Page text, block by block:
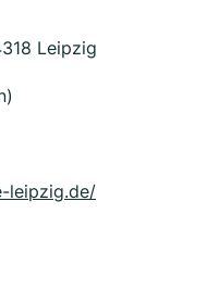
Leipzig
leipzig.de/